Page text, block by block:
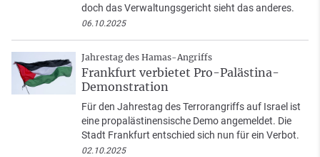
doch das Verwaltungsgericht sieht das anderes.
06.10.2025
Jahrestag des Hamas-Angriffs
Frankfurt verbietet Pro-Palästina-
Demonstration
Für den Jahrestag des Terrorangriffs auf Israel ist
eine propalästinensische Demo angemeldet. Die
Stadt Frankfurt entschied sich nun für ein Verbot.
02.10.2025